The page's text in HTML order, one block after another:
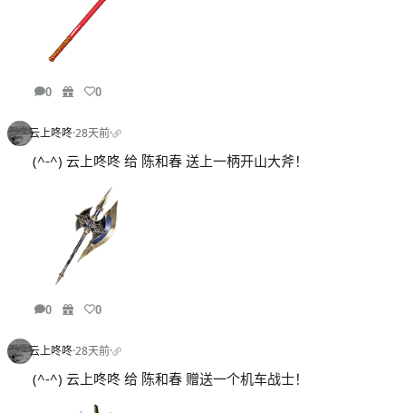
0 0
云上咚咚·28天前·
(^-^) 云上咚咚 给 陈和春 送上一柄开山大斧！
0 0
云上咚咚·28天前·
(^-^) 云上咚咚 给 陈和春 赠送一个机车战士！